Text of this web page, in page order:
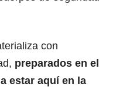
con
preparados en el
estar aquí en la